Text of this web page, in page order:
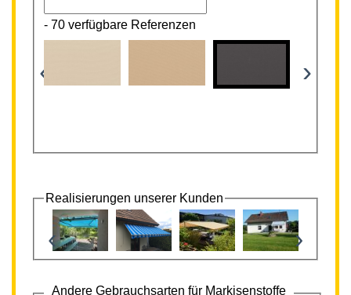
- 70 verfügbare Referenzen
‹ ›
Realisierungen unserer Kunden
‹ ›
Andere Gebrauchsarten für Markisenstoffe